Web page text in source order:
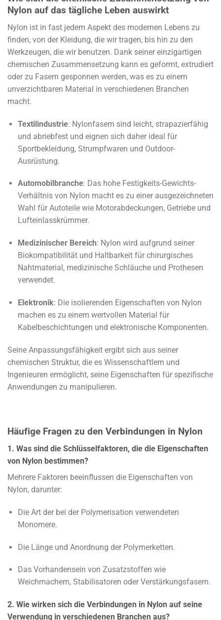
Nylon auf das tägliche Leben auswirkt
Nylon ist in fast jedem Aspekt des modernen Lebens zu
finden, von der Kleidung, die wir tragen, bis hin zu den
Werkzeugen, die wir benutzen. Dank seiner einzigartigen
chemischen Zusammensetzung kann es geformt, extrudiert
oder zu Fasern gesponnen werden, was es zu einem
unverzichtbaren Material in verschiedenen Branchen
macht.
Textilindustrie: Nylonfasern sind leicht, strapazierfähig
und abriebfest und eignen sich daher ideal für
Sportbekleidung, Strumpfwaren und Outdoor-
Ausrüstung.
Automobilbranche: Das hohe Festigkeits-Gewichts-
Verhältnis von Nylon macht es zu einer ausgezeichneten
Wahl für Autoteile wie Motorabdeckungen, Getriebe und
Lufteinlasskrümmer.
Medizinischer Bereich: Nylon wird aufgrund seiner
Biokompatibilität und Haltbarkeit für chirurgisches
Nahtmaterial, medizinische Schläuche und Prothesen
verwendet.
Elektronik: Die isolierenden Eigenschaften von Nylon
machen es zu einem wertvollen Material für
Kabelbeschichtungen und elektronische Komponenten.
Seine Anpassungsfähigkeit ergibt sich aus seiner
chemischen Struktur, die es Wissenschaftlern und
Ingenieuren ermöglicht, seine Eigenschaften für spezifische
Anwendungen zu manipulieren.
Häufige Fragen zu den Verbindungen in Nylon
1. Was sind die Schlüsselfaktoren, die die Eigenschaften
von Nylon bestimmen?
Mehrere Faktoren beeinflussen die Eigenschaften von
Nylon, darunter:
Die Art der bei der Polymerisation verwendeten
Monomere.
Die Länge und Anordnung der Polymerketten.
Das Vorhandensein von Zusatzstoffen wie
Weichmachern, Stabilisatoren oder Verstärkungsfasern.
2. Wie wirken sich die Verbindungen in Nylon auf seine
Verwendung in verschiedenen Branchen aus?